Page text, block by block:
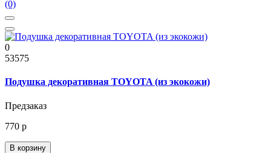
(0)
0
53575
Подушка декоративная TOYOTA (из экокожи)
Предзаказ
770 р
В корзину